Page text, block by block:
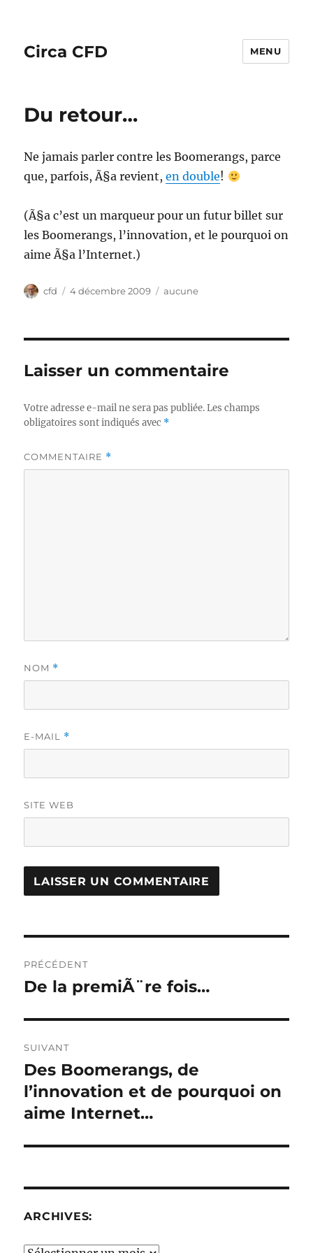
Circa CFD MENU
Du retour…
Ne jamais parler contre les Boomerangs, parce
que, parfois, Ã§a revient,en double!
(Ã§a c’est un marqueur pour un futur billet sur
les Boomerangs, l’innovation, et le pourquoi on
aime Ã§a l’Internet.)
Auteur
cfd
Publié
4 décembre 2009 Catégories
aucune
Laisser un commentaire
Votre adresse e-mail ne sera pas publiée. Les champs
obligatoires sont indiqués avec *
COMMENTAIRE *
NOM *
E-MAIL *
SITE WEB
de
PRÉCÉDENT
Publication
De la premiÃ¨re fois…
SUIVANT
Publication
suivante :
Des Boomerangs, de
l’innovation et de pourquoi on
aime Internet…
ARCHIVES: